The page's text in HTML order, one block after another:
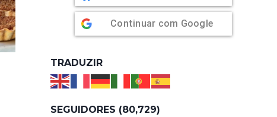
Continuar com Google
TRADUZIR
SEGUIDORES (80,729)